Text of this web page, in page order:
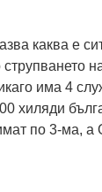
каква е
има 4
хиляди
по 3-ма, а